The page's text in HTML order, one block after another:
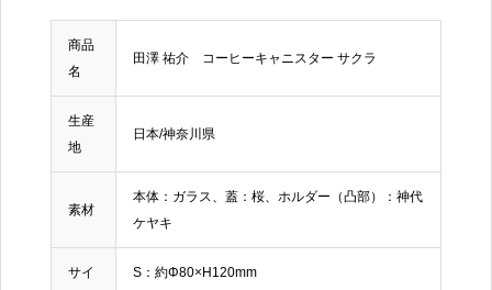
商品
名
田澤 祐介 コーヒーキャニスター サクラ
生産
地
日本/神奈川県
素材
本体：ガラス、蓋：桜、ホルダー（凸部）：神代
ケヤキ
サイ
S：約Φ80×H120mm